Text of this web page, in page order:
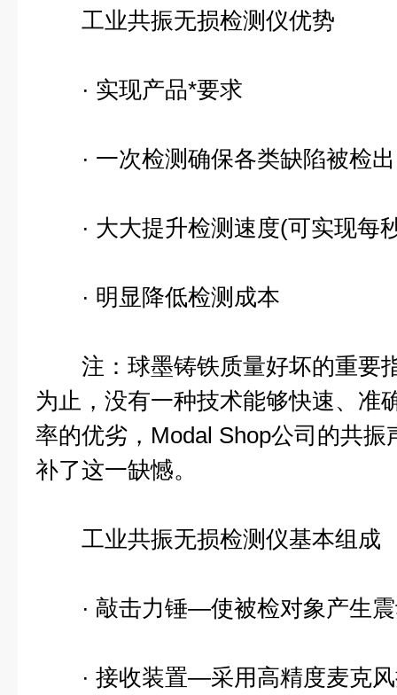
工业共振无损检测仪优势
· 实现产品*要求
· 一次检测确保各类缺陷被检出
· 大大提升检测速度(可实现每
· 明显降低检测成本
注：球墨铸铁质量好坏的重要指
为止，没有一种技术能够快速、准
率的优劣，Modal Shop公司的共
补了这一缺憾。
工业共振无损检测仪基本组成
· 敲击力锤—使被检对象产生
· 接收装置—采用高精度麦克风